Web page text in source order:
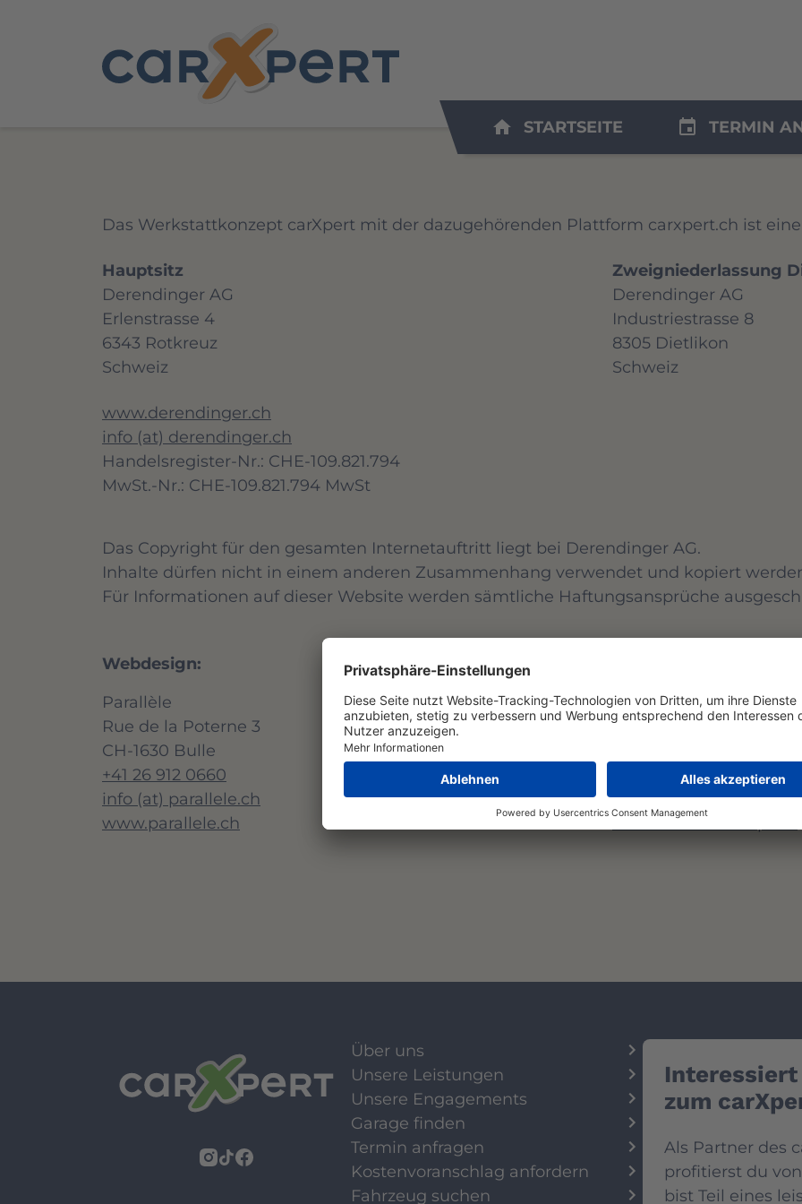
home STARTSEITE insert_invitation TERMIN
Das Werkstattkonzept carXpert mit der dazugehörenden Plattform carxpert.ch ist
Hauptsitz
Derendinger AG
Erlenstrasse 4
6343 Rotkreuz
Schweiz
Zweigniederlassung
Derendinger AG
Industriestrasse 8
8305 Dietlikon
Schweiz
www.derendinger.ch
info (at) derendinger.ch
Handelsregister-Nr.: CHE-109.821.794
MwSt.-Nr.: CHE-109.821.794 MwSt
Das Copyright für den gesamten Internetauftritt liegt bei Derendinger AG.
Inhalte dürfen nicht in einem anderen Zusammenhang verwendet und kopiert
Für Informationen auf dieser Website werden sämtliche Haftungsansprüche
Webdesign:
Parallèle
Rue de la Poterne 3
CH-1630 Bulle
+41 26 912 0660
info (at) parallele.ch
www.parallele.ch
TechniConcept Sàrl
Rue de l'Ancien Comté
+41 26 565 35 14
info (at)
www.techniconcept.ch
Über uns
Unsere Leistungen
Unsere Engagements
Garage finden
Termin anfragen
Kostenvoranschlag anfordern
Fahrzeug suchen
zum
Als Partner des
profitierst du
bist Teil eines